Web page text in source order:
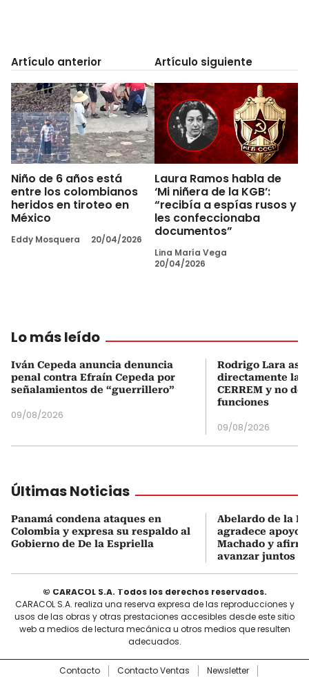
Artículo anterior
Niño de 6 años está
entre los colombianos
heridos en tiroteo en
México
Eddy Mosquera 20/04/2026
Artículo siguiente
Laura Ramos habla de
‘Mi niñera de la KGB’:
“recibía a espías rusos y
les confeccionaba
documentos”
Lina María Vega
20/04/2026
Lo más leído
Iván Cepeda anuncia denuncia
penal contra Efraín Cepeda por
señalamientos de “guerrillero”
09/08/2026
Rodrigo Lara
directamente la
CERREM y no
funciones
09/08/2026
Últimas Noticias
Panamá condena ataques en
Colombia y expresa su respaldo al
Gobierno de De la Espriella
Abelardo de la
agradece apoyo
Machado y
avanzar juntos
© CARACOL S.A. Todos los derechos reservados.
CARACOL S.A. realiza una reserva expresa de las reproducciones y
usos de las obras y otras prestaciones accesibles desde este sitio
web a medios de lectura mecánica u otros medios que resulten
adecuados.
Contacto Contacto Ventas Newsletter